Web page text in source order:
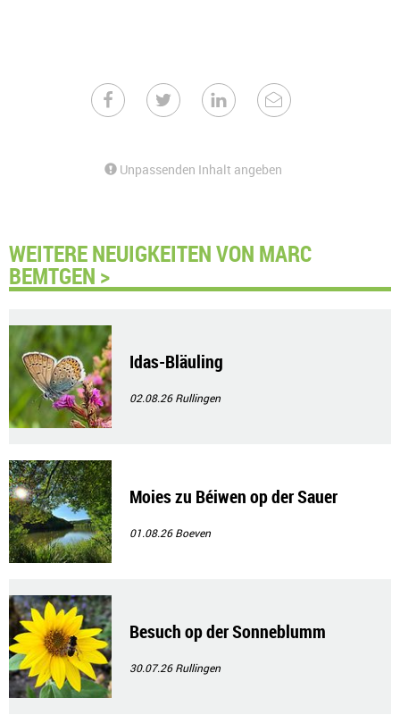
Unpassenden Inhalt angeben
WEITERE NEUIGKEITEN VON MARC
BEMTGEN >
Idas-Bläuling
02.08.26Rullingen
Moies zu Béiwen op der Sauer
01.08.26Boeven
Besuch op der Sonneblumm
30.07.26Rullingen